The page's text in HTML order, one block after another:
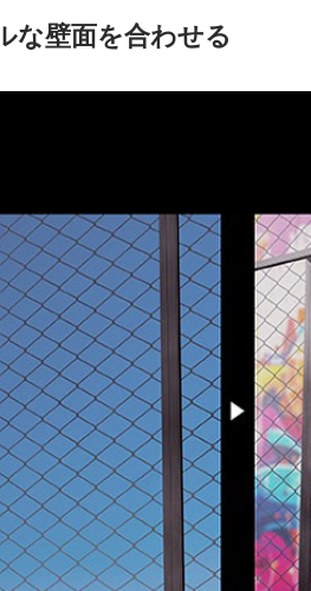
な壁面を合わせる